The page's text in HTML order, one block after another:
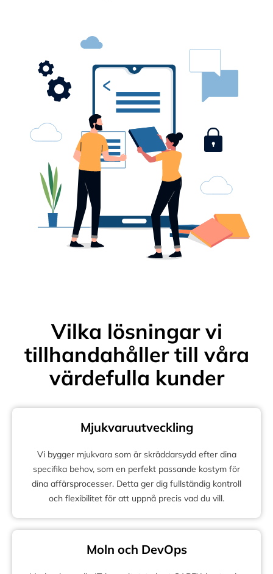
Vilka lösningar vi
tillhandahåller till våra
värdefulla kunder
Mjukvaruutveckling
Vi bygger mjukvara som är skräddarsydd efter dina
specifika behov, som en perfekt passande kostym för
dina affärsprocesser. Detta ger dig fullständig kontroll
och flexibilitet för att uppnå precis vad du vill.
Moln och DevOps